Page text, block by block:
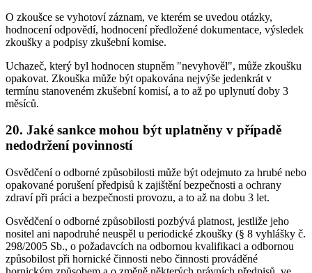
O zkoušce se vyhotoví záznam, ve kterém se uvedou otázky,
hodnocení odpovědí, hodnocení předložené dokumentace, výsledek
zkoušky a podpisy zkušební komise.
Uchazeč, který byl hodnocen stupněm "nevyhověl", může zkoušku
opakovat. Zkouška může být opakována nejvýše jedenkrát v
termínu stanoveném zkušební komisí, a to až po uplynutí doby 3
měsíců.
20. Jaké sankce mohou být uplatněny v případě
nedodržení povinností
Osvědčení o odborné způsobilosti může být odejmuto za hrubé nebo
opakované porušení předpisů k zajištění bezpečnosti a ochrany
zdraví při práci a bezpečnosti provozu, a to až na dobu 3 let.
Osvědčení o odborné způsobilosti pozbývá platnost, jestliže jeho
nositel ani napodruhé neuspěl u periodické zkoušky (§ 8 vyhlášky č.
298/2005 Sb., o požadavcích na odbornou kvalifikaci a odbornou
způsobilost při hornické činnosti nebo činnosti prováděné